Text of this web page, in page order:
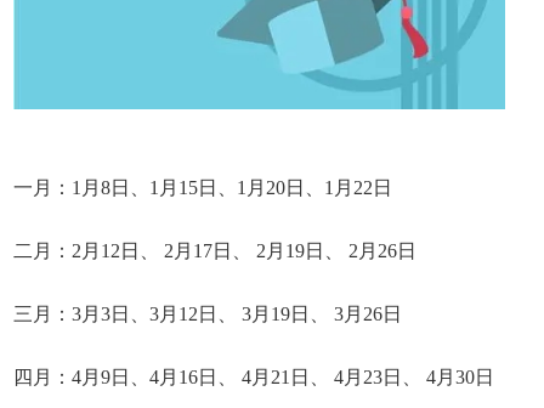
一月：1月8日、1月15日、1月20日、1月22日
二月：2月12日、 2月17日、 2月19日、 2月26日
三月：3月3日、3月12日、 3月19日、 3月26日
四月：4月9日、4月16日、 4月21日、 4月23日、 4月30日